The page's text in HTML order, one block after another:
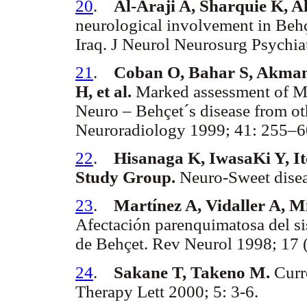
20. Al-Araji A, Sharquie K,
neurological involvement in
Iraq. J Neurol Neurosurg
21 . Coban O, Bahar S,
H, et al. Marked assessment of
Neuro – Behçet´s disease from
Neuroradiology 1999; 41:
22. Hisanaga K, IwasaKi Y,
Study Group. Neuro-Sweet
23. Martínez A, Vidaller A,
Afectación parenquimatosa del
de Behçet. Rev Neurol 1998; 17
24. Sakane T, Takeno M.
Therapy Lett 2000; 5: 3-6.